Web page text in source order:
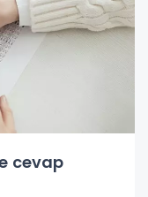
cevap